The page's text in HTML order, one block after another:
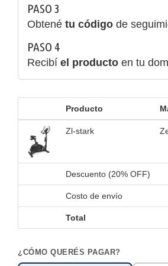
PASO 3
Obtené tu código de
PASO 4
Recibí el producto en tu
Producto
Zl-stark
Descuento (20% OFF)
Costo de envío
Total
¿CÓMO QUERÉS PAGAR?